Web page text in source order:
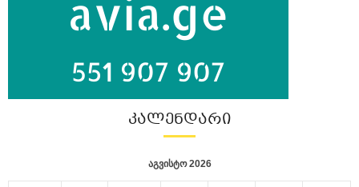
ᲙᲐᲚᲔᲜᲓᲐᲠᲘ
აგვისტო 2026